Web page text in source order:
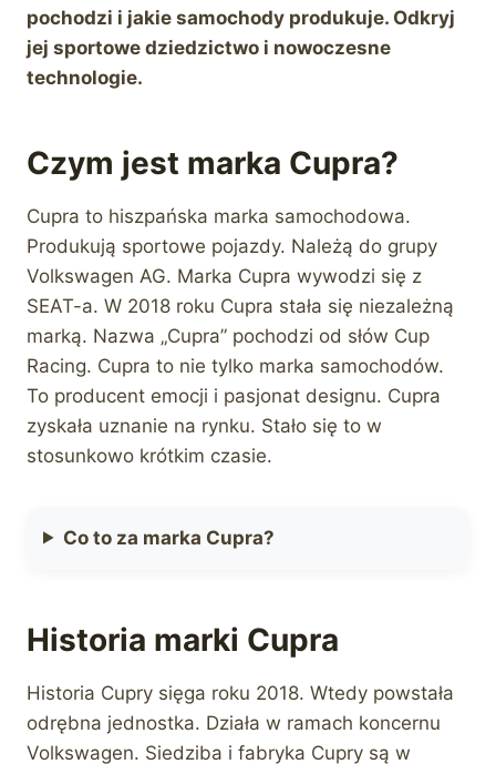
pochodzi i jakie samochody produkuje. Odkryj
jej sportowe dziedzictwo i nowoczesne
technologie.
Czym jest marka Cupra?
Cupra to hiszpańska marka samochodowa.
Produkują sportowe pojazdy. Należą do grupy
Volkswagen AG. Marka Cupra wywodzi się z
SEAT-a. W 2018 roku Cupra stała się niezależną
marką. Nazwa „Cupra” pochodzi od słów Cup
Racing. Cupra to nie tylko marka samochodów.
To producent emocji i pasjonat designu. Cupra
zyskała uznanie na rynku. Stało się to w
stosunkowo krótkim czasie.
Co to za marka Cupra?
Historia marki Cupra
Historia Cupry sięga roku 2018. Wtedy powstała
odrębna jednostka. Działa w ramach koncernu
Volkswagen. Siedziba i fabryka Cupry są w